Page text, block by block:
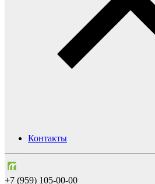
Контакты
+7 (959) 105-00-00